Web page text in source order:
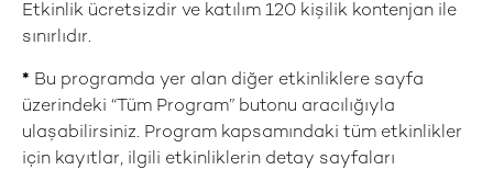
Etkinlik ücretsizdir ve katılım 120 kişilik kontenjan ile
sınırlıdır.
* Bu programda yer alan diğer etkinliklere sayfa
üzerindeki “Tüm Program” butonu aracılığıyla
ulaşabilirsiniz. Program kapsamındaki tüm etkinlikler
için kayıtlar, ilgili etkinliklerin detay sayfaları